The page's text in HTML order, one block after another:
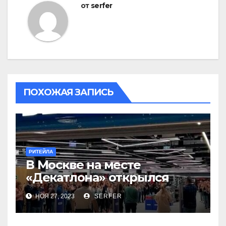
от serfer
ПОХОЖАЯ ЗАПИСЬ
РИТЕЙЛА
В Москве на месте
«Декатлона» открылся
первый Desport
НОЯ 27, 2023 SERFER